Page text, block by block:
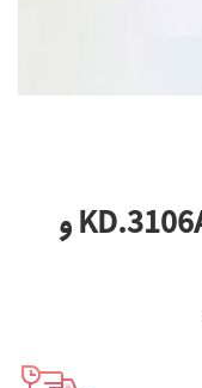
کانکتور امفنول KD.3106A 10SL_4 p و